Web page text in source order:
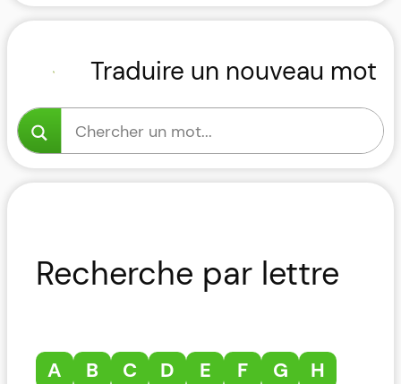
Traduire un nouveau mot
Recherche par lettre
A B C D E F G
H